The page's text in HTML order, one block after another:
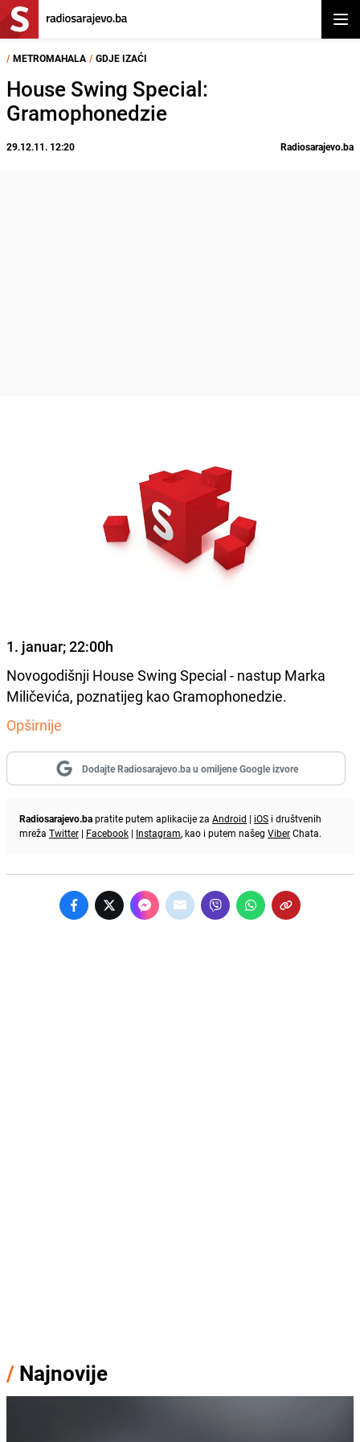
/ METROMAHALA / GDJE IZAĆI
House Swing Special:
Gramophonedzie
29.12.11. 12:20 Radiosarajevo.ba
1. januar; 22:00h
Novogodišnji House Swing Special - nastup Marka
Miličevića, poznatijeg kao Gramophonedzie.
Opširnije
Dodajte Radiosarajevo.ba u omiljene Google izvore
Radiosarajevo.bapratite putem aplikacije za Android | iOS i društvenih
mreža Twitter | Facebook | Instagram, kao i putem našeg ViberChata.
/ Najnovije